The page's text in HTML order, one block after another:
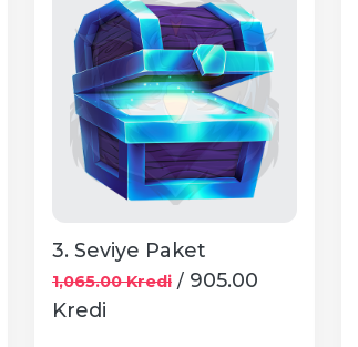
3. Seviye Paket
1,065.00 Kredi / 905.00
Kredi